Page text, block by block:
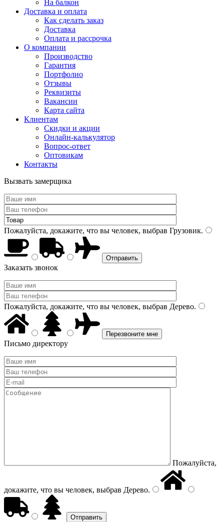
На балкон
Доставка и оплата
Как сделать заказ
Доставка
Оплата и рассрочка
О компании
Производство
Гарантия
Портфолио
Отзывы
Реквизиты
Вакансии
Карта сайта
Клиентам
Скидки и акции
Онлайн-калькулятор
Вопрос-ответ
Оптовикам
Контакты
Вызвать замерщика
Пожалуйста, докажите, что вы человек, выбрав Грузовик.
Заказать звонок
Пожалуйста, докажите, что вы человек, выбрав Дерево.
Письмо директору
Пожалуйста,
докажите, что вы человек, выбрав Дерево.